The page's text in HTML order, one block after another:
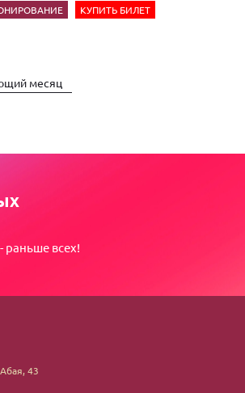
КУПИТЬ БИЛЕТ
месяц
раньше всех!
43